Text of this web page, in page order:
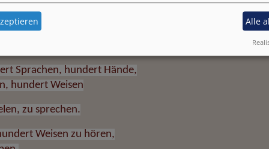
des Kindes
doch
gemacht.
Sprachen, hundert Hände,
hundert Weisen
zu sprechen.
Weisen zu hören,
Alle